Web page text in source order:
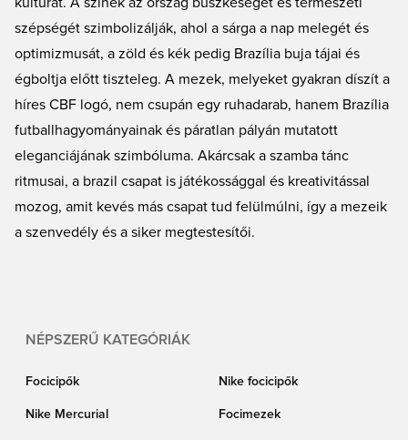
szépségét szimbolizálják, ahol a sárga a nap melegét és
optimizmusát, a zöld és kék pedig Brazília buja tájai és
égboltja előtt tiszteleg. A mezek, melyeket gyakran díszít a
híres CBF logó, nem csupán egy ruhadarab, hanem Brazília
futballhagyományainak és páratlan pályán mutatott
eleganciájának szimbóluma. Akárcsak a szamba tánc
ritmusai, a brazil csapat is játékossággal és kreativitással
mozog, amit kevés más csapat tud felülmúlni, így a mezeik
a szenvedély és a siker megtestesítői.
NÉPSZERŰ KATEGÓRIÁK
Focicipők Nike focicipők
Nike Mercurial Focimezek